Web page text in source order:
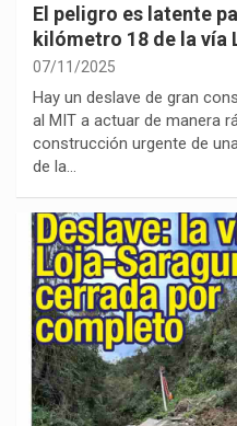
El peligro es latente
kilómetro 18 de la vía
07/11/2025
Hay un deslave de gran
al MIT a actuar de manera
construcción urgente de
de la…